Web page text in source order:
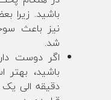
باشید. زیرا
نیز باعث
شد.
اگر دوست
باشید،
دقیقه الی